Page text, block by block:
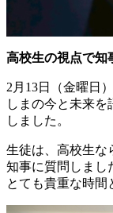
高校生の視点で知
2月13日（金曜日
しまの今と未来
しました。
生徒は、高校生な
知事に質問しまし
とても貴重な時間